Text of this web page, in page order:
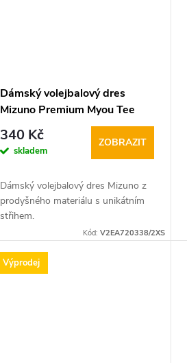
Dámský volejbalový dres
Mizuno Premium Myou Tee
zeleno bílý
340 Kč
skladem
ZOBRAZIT
Dámský volejbalový dres Mizuno z
prodyšného materiálu s unikátním
střihem.
Kód:V2EA720338/2XS
Výprodej